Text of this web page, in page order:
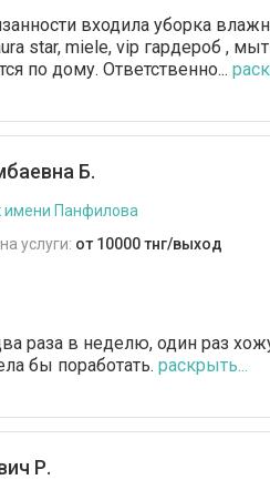
входила уборка
star, miele, vip гардероб ,
по дому. Ответственно...
Б.
имени Панфилова
услуги: от 10000 тнг/выход
раза в неделю, один раз
бы поработать. раскрыть...
Р.